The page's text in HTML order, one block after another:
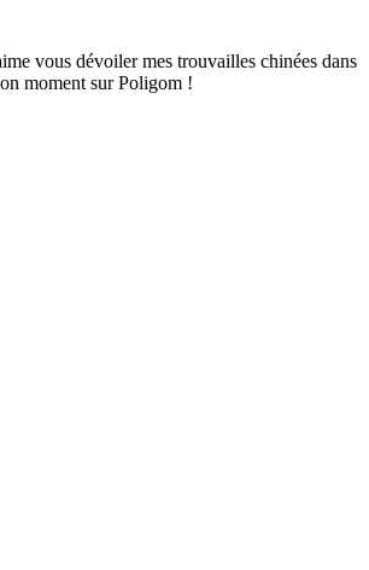
vous dévoiler mes trouvailles chinées dans
moment sur Poligom !